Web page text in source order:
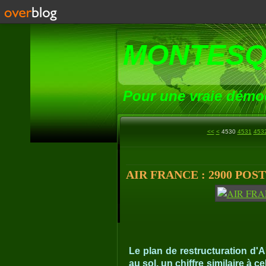
Pour une vraie
<< < 4500
4510
4520
4530 4531
AIR FRANCE : 2900
Le plan de restructuration
au sol, un chiffre similaire à